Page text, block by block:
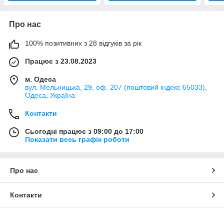
Про нас
100% позитивних з 28 відгуків за рік
Працює з 23.08.2023
м. Одеса
вул. Мельницька, 29, оф. 207 (поштовий індекс 65033),
Одеса, Україна
Контакти
Сьогодні працює з 09:00 до 17:00
Показати весь графік роботи
Про нас
Контакти